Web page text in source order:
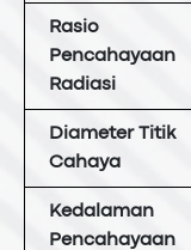
Rasio
Pencahayaan
Radiasi
Diameter Titik
Cahaya
Kedalaman
Pencahayaan